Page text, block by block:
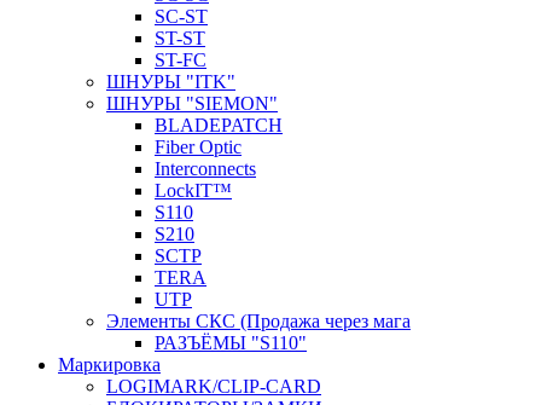
SC-ST
ST-ST
ST-FC
ШНУРЫ "ITK"
ШНУРЫ "SIEMON"
BLADEPATCH
Fiber Optic
Interconnects
LockIT™
S110
S210
SCTP
TERA
UTP
Элементы СКС (Продажа через мага
РАЗЪЁМЫ "S110"
Маркировка
LOGIMARK/CLIP-CARD